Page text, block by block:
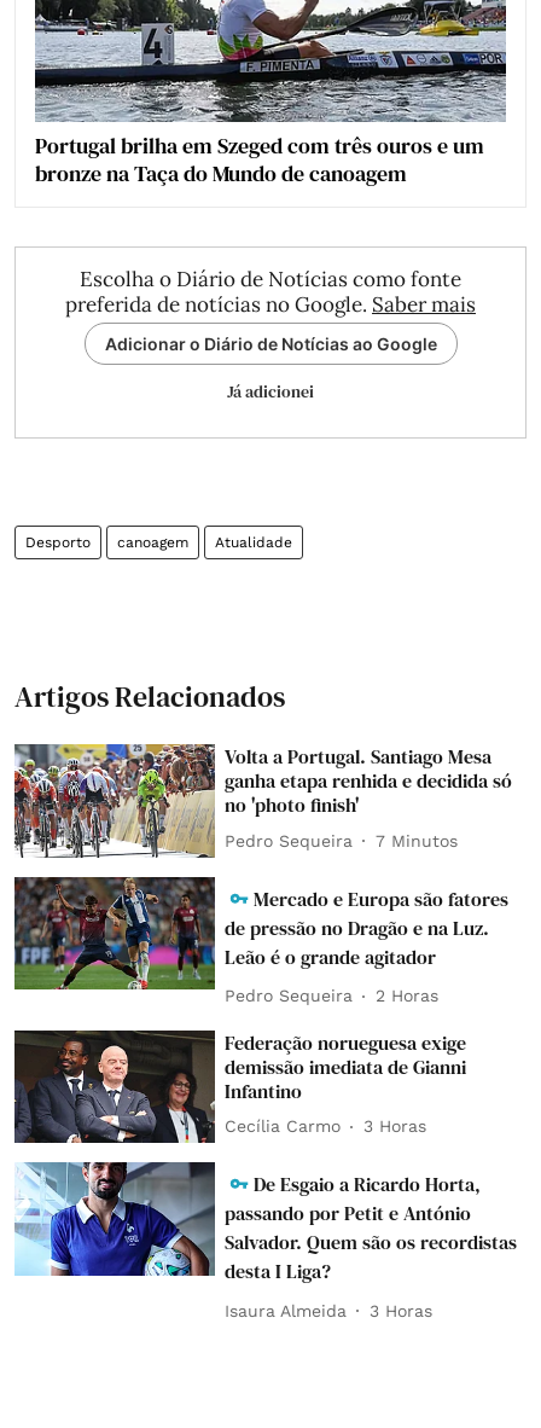
Portugal brilha em Szeged com três ouros e um
bronze na Taça do Mundo de canoagem
Escolha o Diário de Notícias como fonte
preferida de notícias no Google. Saber mais
Adicionar o Diário de Notícias ao Google
Já adicionei
Desporto canoagem Atualidade
Artigos Relacionados
Volta a Portugal. Santiago Mesa
ganha etapa renhida e decidida só
no 'photo finish'
Pedro Sequeira 7 Minutos
Mercado e Europa são fatores
de pressão no Dragão e na Luz.
Leão é o grande agitador
Pedro Sequeira 2 Horas
Federação norueguesa exige
demissão imediata de Gianni
Infantino
Cecília Carmo 3 Horas
De Esgaio a Ricardo Horta,
passando por Petit e António
Salvador. Quem são os recordistas
desta I Liga?
Isaura Almeida 3 Horas